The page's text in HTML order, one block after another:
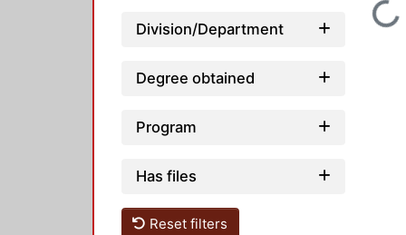
Division/Department
Degree obtained
Program
Has files
Reset filters
Loading...